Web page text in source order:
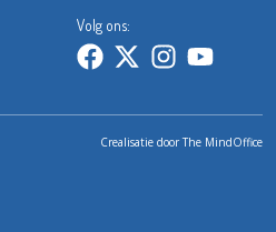
Volg ons:
Crealisatie doorThe MindOffice